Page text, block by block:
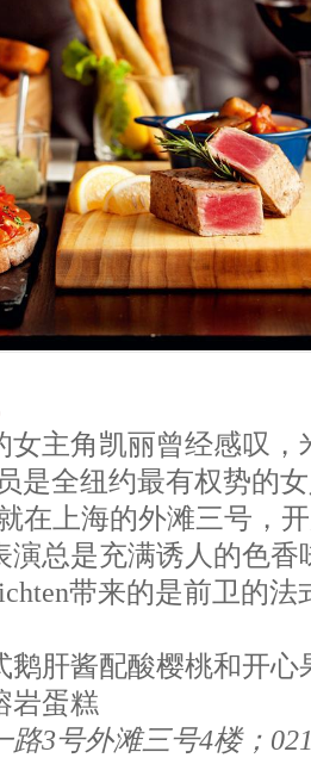
女主角凯丽曾经感叹，
是全纽约最有权势的
就在上海的外滩三号，
演总是充满诱人的色香
带来的是前卫的
鹅肝酱配酸樱桃和开
岩蛋糕
3号外滩三号4楼；